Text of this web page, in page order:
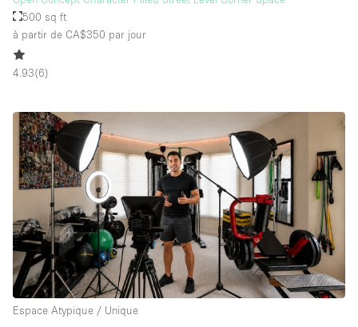
500 sq ft
à partir de CA$350 par jour
4.93(6)
Espace Atypique / Unique